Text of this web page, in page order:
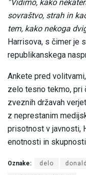
“Vidimo, kako
sovraštvo, strah in
tem, kako nekoga
Harrisova, s čimer je
republikanskega
Ankete pred
zelo tesno tekmo, pri
zveznih državah
z neprestanim
prisotnost v javnosti,
enotnosti in
Oznake: delo